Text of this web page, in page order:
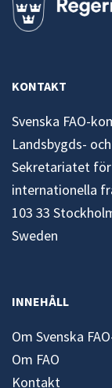
KONTAKT
Svenska FAO-
Landsbygds-
Sekretariatet för
internationella
103 33
Sweden
INNEHÅLL
Om Svenska
Om FAO
Kontakt